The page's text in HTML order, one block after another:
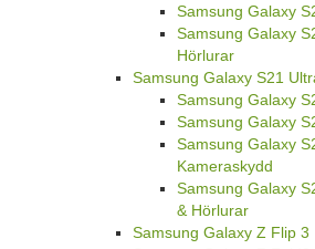
Samsung Galaxy
Samsung Galaxy
Hörlurar
Samsung Galaxy S21
Samsung Galaxy
Samsung Galaxy
Samsung Galaxy
Kameraskydd
Samsung Galaxy
& Hörlurar
Samsung Galaxy Z Flip 3